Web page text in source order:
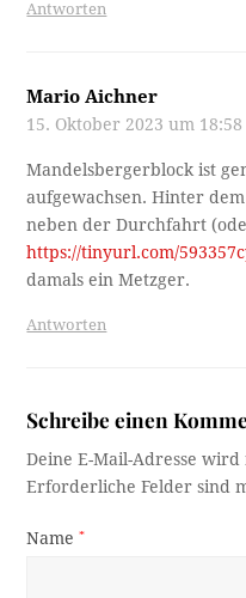
Antworten
Mario Aichner
15. Oktober 2023 um
Mandelsbergerblock ist
aufgewachsen. Hinter
neben der Durchfahrt
https://tinyurl.com/
damals ein Metzger.
Antworten
Schreibe einen
Deine E-Mail-Adresse
Erforderliche Felder sind
Name*